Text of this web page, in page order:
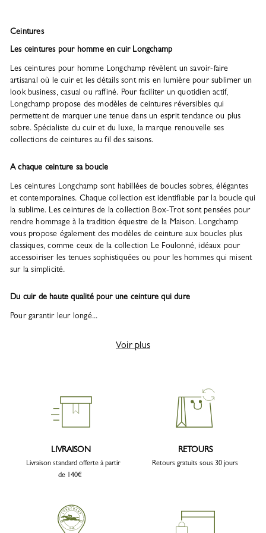
Ceintures
Les ceintures pour homme en cuir Longchamp
Les ceintures pour homme Longchamp révèlent un savoir-faire
artisanal où le cuir et les détails sont mis en lumière pour sublimer un
look business, casual ou raffiné. Pour faciliter un quotidien actif,
Longchamp propose des modèles de ceintures réversibles qui
permettent de marquer une tenue dans un esprit tendance ou plus
sobre. Spécialiste du cuir et du luxe, la marque renouvelle ses
collections de ceintures au fil des saisons.
A chaque ceinture sa boucle
Les ceintures Longchamp sont habillées de boucles sobres, élégantes
et contemporaines. Chaque collection est identifiable par la boucle qui
la sublime. Les ceintures de la collection Box-Trot sont pensées pour
rendre hommage à la tradition équestre de la Maison. Longchamp
vous propose également des modèles de ceinture aux boucles plus
classiques, comme ceux de la collection Le Foulonné, idéaux pour
accessoiriser les tenues sophistiquées ou pour les hommes qui misent
sur la simplicité.
Du cuir de haute qualité pour une ceinture qui dure
Pour garantir leur longé...
Voir plus
LIVRAISON
Livraison standard offerte à partir
de 140€
RETOURS
Retours gratuits sous 30 jours